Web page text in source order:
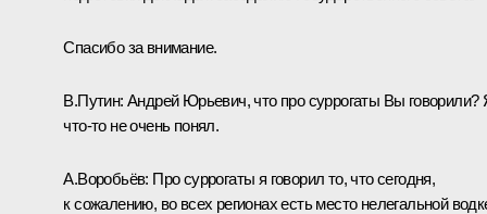
Спасибо за внимание.
В.Путин: Андрей Юрьевич, что про суррогаты Вы говорили?
что‑то не очень понял.
А.Воробьёв: Про суррогаты я говорил то, что сегодня,
к сожалению, во всех регионах есть место нелегальной